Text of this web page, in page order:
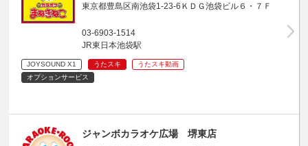
東京都豊島区南池袋1-23-6ＫＤＧ池袋ビル６・７Ｆ
03-6903-1514
JR東日本池袋駅
JOYSOUND X1 うたスキ
うたスキ動画
オプションサービス
ジャンボカラオケ広場 堺東店